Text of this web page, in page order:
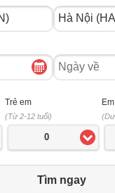
Ngày
về
Trẻ em
(Từ 2-12 tuổi)
0
Tìm ngay